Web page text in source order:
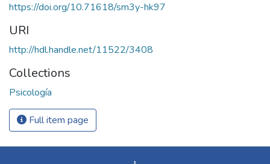
https://doi.org/10.71618/sm3y-hk97
URI
http://hdl.handle.net/11522/3408
Collections
Psicología
Full item page